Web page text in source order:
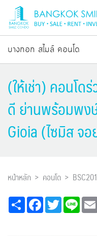
บางกอก สไมล์ คอนโด
(ให้เช่า) คอนโด
ดี ย่านพร้อมพง
Gioia (ไซมิส จ
หน้าหลัก คอนโด
Share FacebookTwitterLine